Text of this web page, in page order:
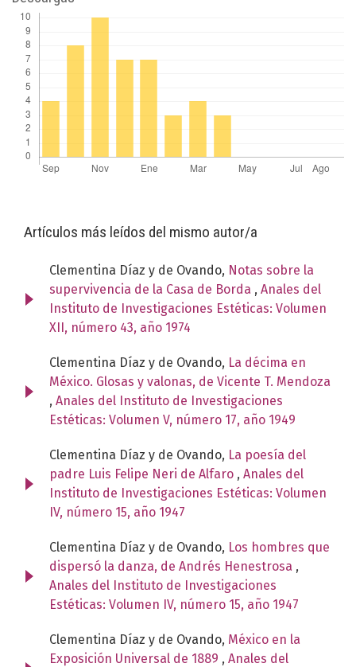
Artículos más leídos del mismo autor/a
Clementina Díaz y de Ovando, Notas sobre la
supervivencia de la Casa de Borda , Anales del
Instituto de Investigaciones Estéticas: Volumen
XII, número 43, año 1974
Clementina Díaz y de Ovando, La décima en
México. Glosas y valonas, de Vicente T. Mendoza
, Anales del Instituto de Investigaciones
Estéticas: Volumen V, número 17, año 1949
Clementina Díaz y de Ovando, La poesía del
padre Luis Felipe Neri de Alfaro , Anales del
Instituto de Investigaciones Estéticas: Volumen
IV, número 15, año 1947
Clementina Díaz y de Ovando, Los hombres que
dispersó la danza, de Andrés Henestrosa ,
Anales del Instituto de Investigaciones
Estéticas: Volumen IV, número 15, año 1947
Clementina Díaz y de Ovando, México en la
Exposición Universal de 1889 , Anales del